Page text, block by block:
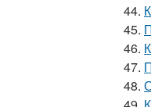
44.
45.
46.
47.
48.